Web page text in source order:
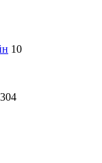
10